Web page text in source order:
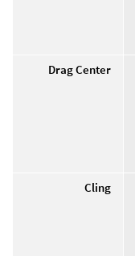
Drag Center
Cling